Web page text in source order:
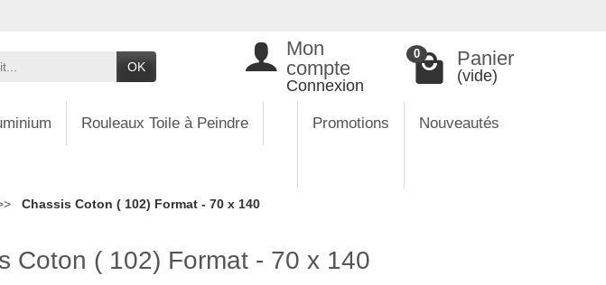
OK
Mon
compte
Connexion
0 Panier
(vide)
Rouleaux Toile à Peindre Promotions Nouveautés
Chassis Coton ( 102) Format - 70 x 140
Coton ( 102) Format - 70 x 140